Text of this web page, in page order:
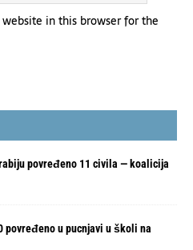
in this browser for the
povređeno 11 civila — koalicija
povređeno u pucnjavi u školi na